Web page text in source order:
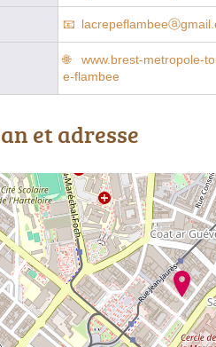
www.brest-metropole-
e-flambee
et adresse